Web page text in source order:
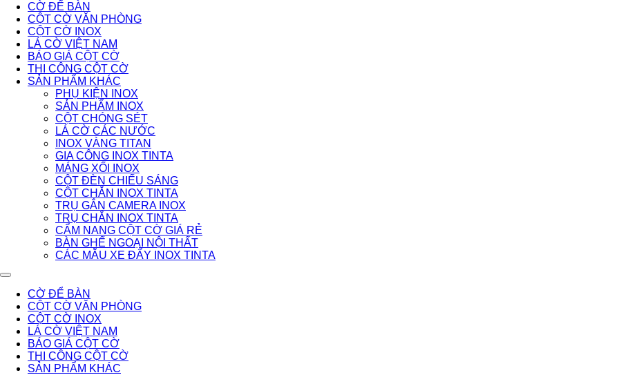
CỜ ĐỂ BÀN
CỘT CỜ VĂN PHÒNG
CỘT CỜ INOX
LÁ CỜ VIỆT NAM
BÁO GIÁ CỘT CỜ
THI CÔNG CỘT CỜ
SẢN PHẨM KHÁC
PHỤ KIỆN INOX
SẢN PHẨM INOX
CỘT CHÓNG SÉT
LÁ CỜ CÁC NƯỚC
INOX VÀNG TITAN
GIA CÔNG INOX TINTA
MÁNG XỐI INOX
CỘT ĐÈN CHIẾU SÁNG
CỘT CHẮN INOX TINTA
TRỤ GẮN CAMERA INOX
TRỤ CHẮN INOX TINTA
CẨM NANG CỘT CỜ GIÁ RẺ
BÀN GHẾ NGOẠI NỘI THẤT
CÁC MẪU XE ĐẨY INOX TINTA
CỜ ĐỂ BÀN
CỘT CỜ VĂN PHÒNG
CỘT CỜ INOX
LÁ CỜ VIỆT NAM
BÁO GIÁ CỘT CỜ
THI CÔNG CỘT CỜ
SẢN PHẨM KHÁC